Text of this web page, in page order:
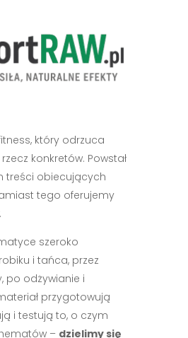
który odrzuca
konkretów. Powstał
treści obiecujących
tego oferujemy
szeroko
i tańca, przez
po odżywianie i
przygotowują
i testują to, o czym
– dzielimy się